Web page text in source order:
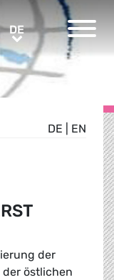
DEDE
DE EN
der
der östlichen